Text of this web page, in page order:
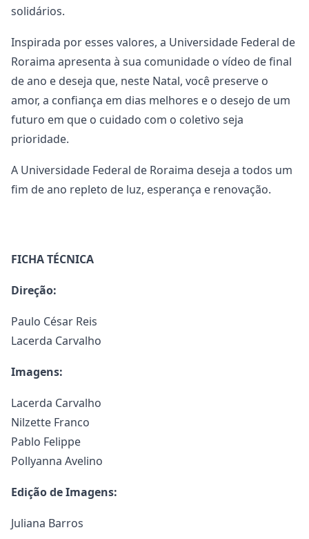
solidários.
Inspirada por esses valores, a Universidade Federal de
Roraima apresenta à sua comunidade o vídeo de final
de ano e deseja que, neste Natal, você preserve o
amor, a confiança em dias melhores e o desejo de um
futuro em que o cuidado com o coletivo seja
prioridade.
A Universidade Federal de Roraima deseja a todos um
fim de ano repleto de luz, esperança e renovação.
FICHA TÉCNICA
Direção:
Paulo César Reis
Lacerda Carvalho
Imagens:
Lacerda Carvalho
Nilzette Franco
Pablo Felippe
Pollyanna Avelino
Edição de Imagens:
Juliana Barros